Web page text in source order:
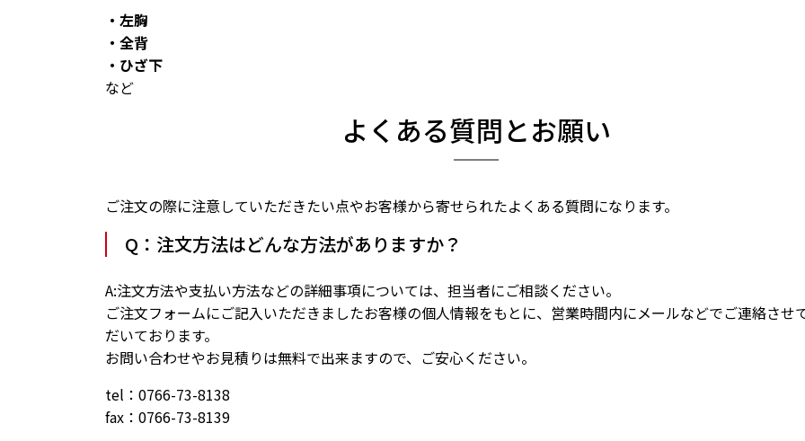
・左胸
・全背
・ひざ下
など
よくある質問とお願い
ご注文の際に注意していただきたい点やお客様から寄せられたよくある質問になります。
Q：注文方法はどんな方法がありますか？
A:注文方法や支払い方法などの詳細事項については、担当者にご相談ください。
ご注文フォームにご記入いただきましたお客様の個人情報をもとに、営業時間内にメールなどでご連絡させ
だいております。
お問い合わせやお見積りは無料で出来ますので、ご安心ください。
tel：0766-73-8138
fax：0766-73-8139